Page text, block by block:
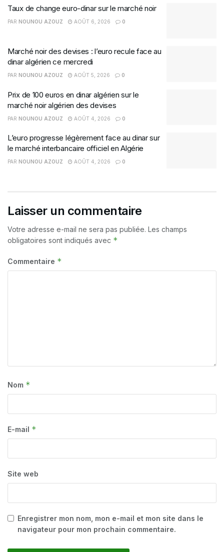
Taux de change euro-dinar sur le marché noir
PAR NOUNOU AZOUZ AOÛT 6, 2026 0
Marché noir des devises : l’euro recule face au
dinar algérien ce mercredi
PAR NOUNOU AZOUZ AOÛT 5, 2026 0
Prix de 100 euros en dinar algérien sur le
marché noir algérien des devises
PAR NOUNOU AZOUZ AOÛT 4, 2026 0
L’euro progresse légèrement face au dinar sur
le marché interbancaire officiel en Algérie
PAR NOUNOU AZOUZ AOÛT 4, 2026 0
Laisser un commentaire
Votre adresse e-mail ne sera pas publiée. Les champs
obligatoires sont indiqués avec *
Commentaire *
Nom *
E-mail *
Site web
Enregistrer mon nom, mon e-mail et mon site dans le
navigateur pour mon prochain commentaire.